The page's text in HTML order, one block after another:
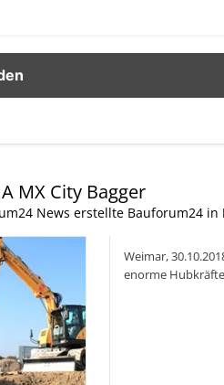
MX City Bagger
News erstellte Bauforum24 in
Weimar,
enorme